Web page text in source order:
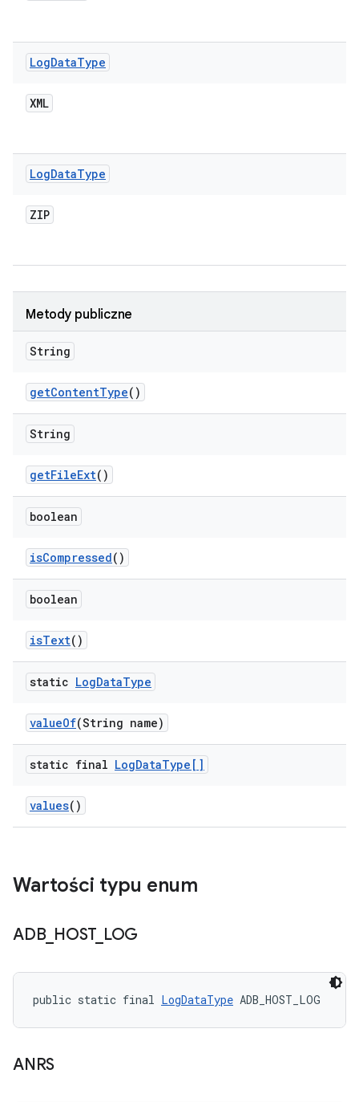
LogDataType
XML
LogDataType
ZIP
Metody publiczne
String
getContentType()
String
getFileExt()
boolean
isCompressed()
boolean
isText()
static LogDataType
valueOf(String name)
static final LogDataType[]
values()
Wartości typu enum
ADB_ HOST_ LOG
public static final LogDataType ADB_HOST_LOG
ANRS